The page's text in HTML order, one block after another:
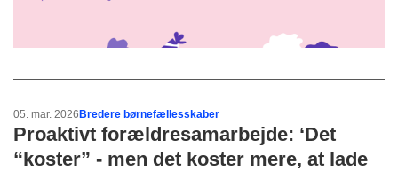
05. mar. 2026Bredere børnefællesskaber
Proaktivt forældresamarbejde: ‘Det
“koster” - men det koster mere, at lade